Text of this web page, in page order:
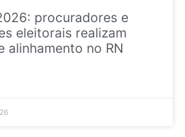
procuradores e
eleitorais realizam
alinhamento no RN